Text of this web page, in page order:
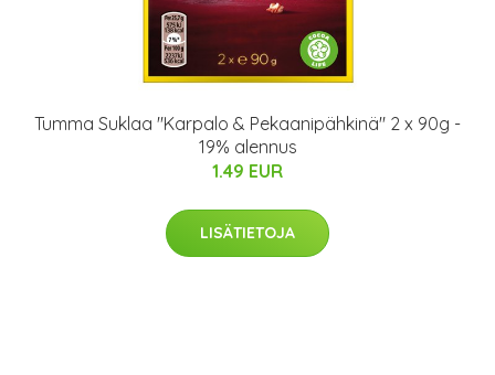
Tumma Suklaa "Karpalo & Pekaanipähkinä" 2 x 90g -
19% alennus
1.49 EUR
LISÄTIETOJA